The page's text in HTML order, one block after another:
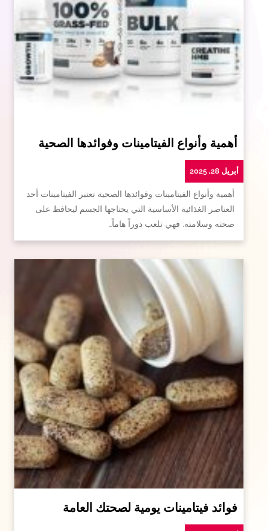
أهمية وأنواع الفيتامينات وفوائدها الصحية
أبريل 28, 2025
أهمية وأنواع الفيتامينات وفوائدها الصحية تعتبر الفيتامينات أحد
العناصر الغذائية الأساسية التي يحتاجها الجسم ليحافظ على
صحته وسلامته. فهي تلعب دوراً هاماً…
فوائد فيتامينات يومية لصحتك العامة